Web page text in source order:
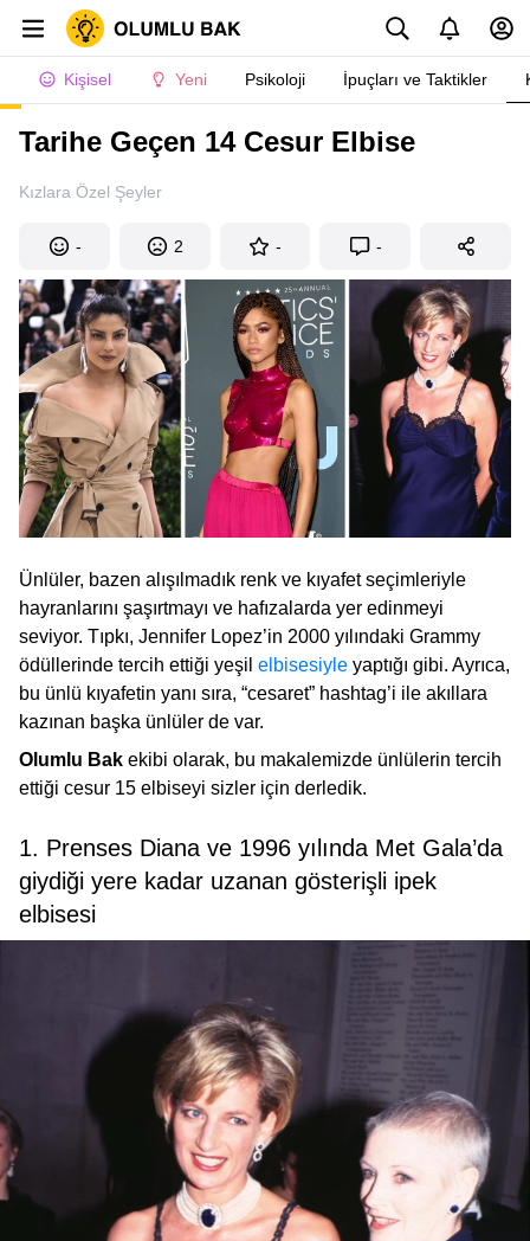
Kişisel Yeni Psikoloji İpuçları ve Taktikler
Tarihe Geçen 14 Cesur Elbise
Kızlara Özel Şeyler
- 2 - -
Ünlüler, bazen alışılmadık renk ve kıyafet seçimleriyle
hayranlarını şaşırtmayı ve hafızalarda yer edinmeyi
seviyor. Tıpkı, Jennifer Lopez’in 2000 yılındaki Grammy
ödüllerinde tercih ettiği yeşil elbisesiyle yaptığı gibi. Ayrıca,
bu ünlü kıyafetin yanı sıra, “cesaret” hashtag’i ile akıllara
kazınan başka ünlüler de var.
Olumlu Bak ekibi olarak, bu makalemizde ünlülerin tercih
ettiği cesur 15 elbiseyi sizler için derledik.
1. Prenses Diana ve 1996 yılında Met Gala’da
giydiği yere kadar uzanan gösterişli ipek
elbisesi